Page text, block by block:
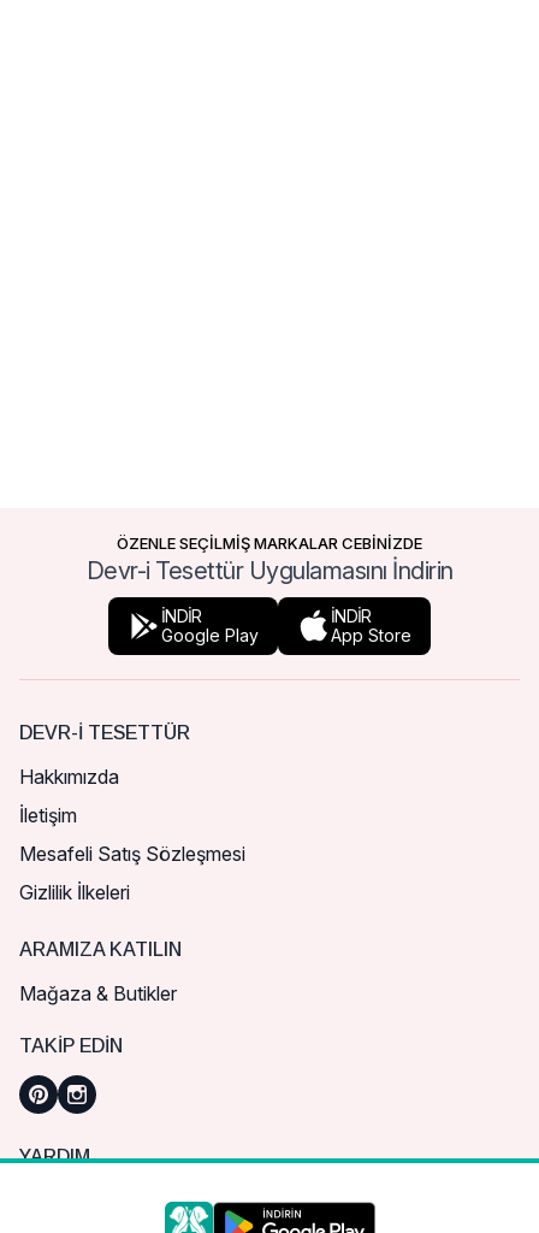
ÖZENLE SEÇİLMİŞ MARKALAR CEBİNİZDE
Devr-i Tesettür Uygulamasını İndirin
İNDİR
Google Play
İNDİR
App Store
DEVR-I TESETTÜR
Hakkımızda
İletişim
Mesafeli Satış Sözleşmesi
Gizlilik İlkeleri
ARAMIZA KATILIN
Mağaza & Butikler
TAKIP EDIN
YARDIM
Sık Sorulan Sorular